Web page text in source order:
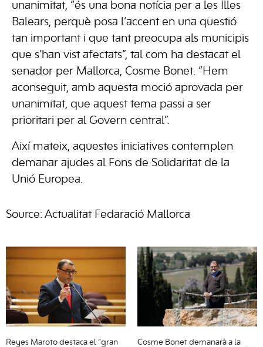
unanimitat, “és una bona notícia per a les Illes
Balears, perquè posa l’accent en una qüestió
tan important i que tant preocupa als municipis
que s’han vist afectats”, tal com ha destacat el
senador per Mallorca, Cosme Bonet. “Hem
aconseguit, amb aquesta moció aprovada per
unanimitat, que aquest tema passi a ser
prioritari per al Govern central”.
Així mateix, aquestes iniciatives contemplen
demanar ajudes al Fons de Solidaritat de la
Unió Europea.
Source: Actualitat Fedaració Mallorca
Reyes Maroto destaca el “gran
Cosme Bonet demanarà a la